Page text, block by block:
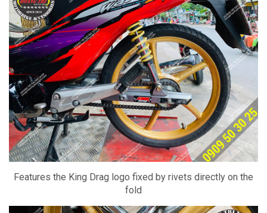
Features the King Drag logo fixed by rivets directly on the
fold